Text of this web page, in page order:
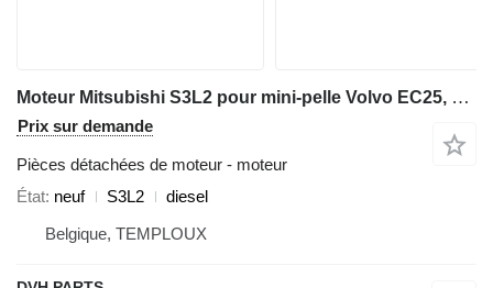
Moteur Mitsubishi S3L2 pour mini-pelle Volvo EC25, JOB 25.4, SCHAEFF
Prix sur demande
Pièces détachées de moteur - moteur
État neuf S3L2
diesel
Belgique, TEMPLOUX